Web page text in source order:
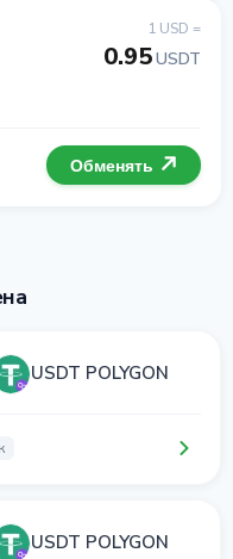
1 USD =
0.95USDT
Обменять
USDT POLYGON
USDT POLYGON